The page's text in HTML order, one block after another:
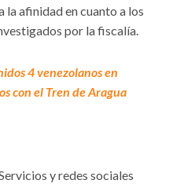
la afinidad en cuanto a los
por la fiscalía.
4 venezolanos en
con el Tren de Aragua
y redes sociales